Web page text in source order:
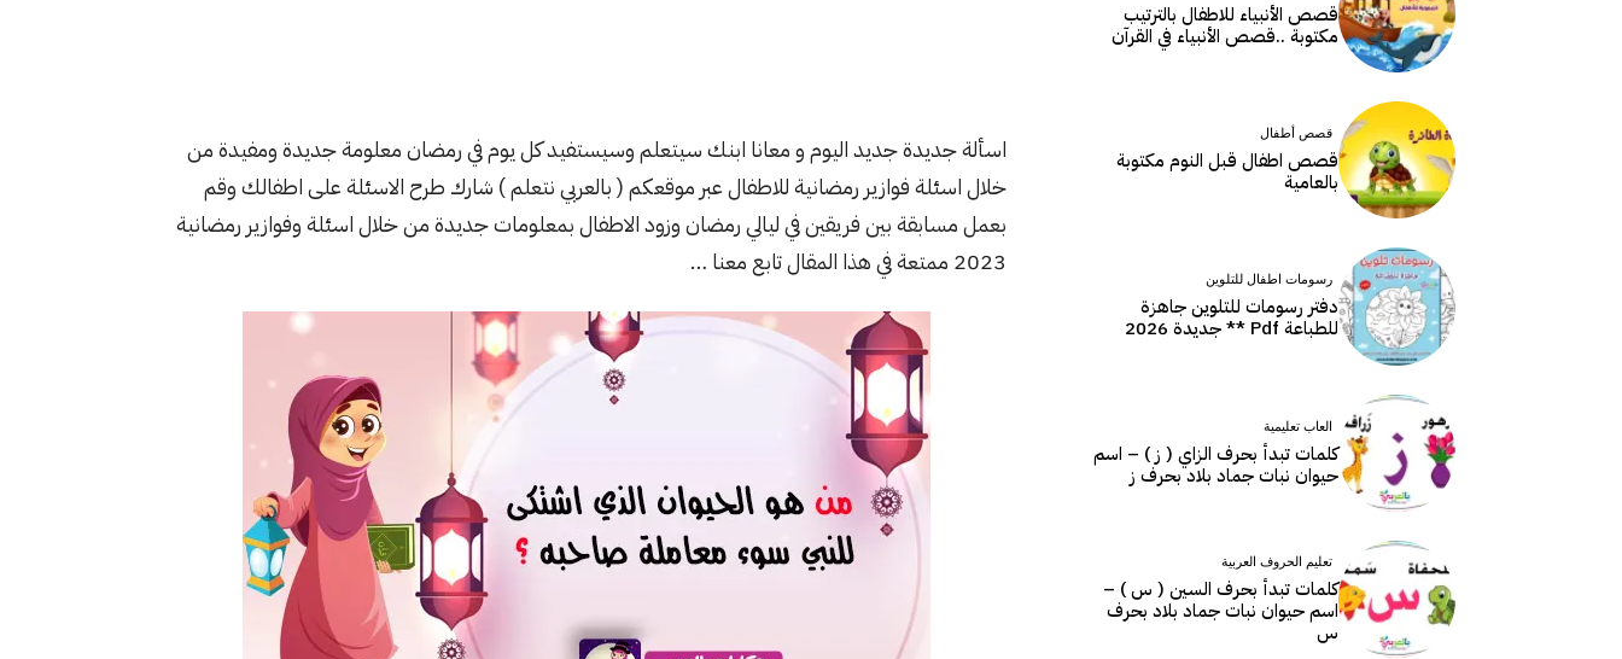
اسألة جديدة جديد اليوم و معانا ابنك سيتعلم وسيستفيد كل يوم في رمضان معلومة جديدة ومفيدة من
خلال اسئلة فوازير رمضانية للاطفال عبر موقعكم ( بالعربي نتعلم ) شارك طرح الاسئلة على اطفالك وقم
بعمل مسابقة بين فريقين في ليالي رمضان وزود الاطفال بمعلومات جديدة من خلال اسئلة وفوازير رمضانية
2023 ممتعة في هذا المقال تابع معنا …
قصص الأنبياء للاطفال بالترتيب
مكتوبة ..قصص الأنبياء في القرآن
قصص أطفال
قصص اطفال قبل النوم مكتوبة
بالعامية
رسومات اطفال للتلوين
دفتر رسومات للتلوين جاهزة
للطباعة Pdf ** جديدة 2026
العاب تعليمية
كلمات تبدأ بحرف الزاي ( ز ) – اسم
حيوان نبات جماد بلاد بحرف ز
تعليم الحروف العربية
كلمات تبدأ بحرف السين ( س ) –
اسم حيوان نبات جماد بلاد بحرف
س